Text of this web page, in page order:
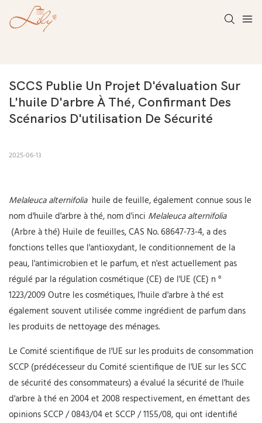
SCCS Publie Un Projet D'évaluation Sur
L'huile D'arbre À Thé, Confirmant Des
Scénarios D'utilisation De Sécurité
2025-06-13
Melaleuca alternifolia huile de feuille, également connue sous le
nom d'huile d'arbre à thé, nom d'inci Melaleuca alternifolia
(Arbre à thé) Huile de feuilles, CAS No. 68647-73-4, a des
fonctions telles que l'antioxydant, le conditionnement de la
peau, l'antimicrobien et le parfum, et n'est actuellement pas
régulé par la régulation cosmétique (CE) de l'UE (CE) n °
1223/2009 Outre les cosmétiques, l'huile d'arbre à thé est
également souvent utilisée comme ingrédient de parfum dans
les produits de nettoyage des ménages.
Le Comité scientifique de l'UE sur les produits de consommation
SCCP (prédécesseur du Comité scientifique de l'UE sur les SCC
de sécurité des consommateurs) a évalué la sécurité de l'huile
d'arbre à thé en 2004 et 2008 respectivement, en émettant des
opinions SCCP / 0843/04 et SCCP / 1155/08, qui ont identifié